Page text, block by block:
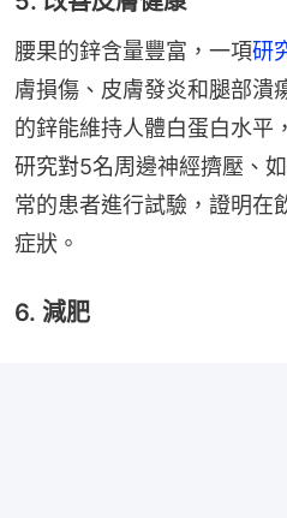
腰果的鋅含量豐富，一項研
膚損傷、皮膚發炎和腿部潰
的鋅能維持人體白蛋白水平
研究對5名周邊神經擠壓、
常的患者進行試驗，證明在
症狀。
6. 減肥